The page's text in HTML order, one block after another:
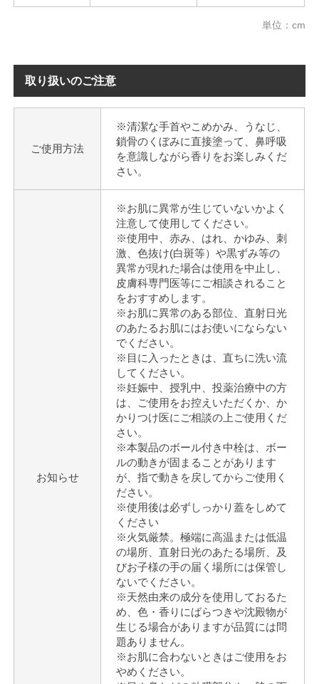
単位：cm
取り扱いのご注意
ご使用方法
※清潔な手首やこめかみ、うなじ、
鎖骨のくぼみに直接塗って、鼻呼吸
を意識しながら香りをお楽しみくだ
さい。
お知らせ
※お肌に異常が生じていないかよく
注意して使用してください。
※使用中、赤み、はれ、かゆみ、刺
激、色抜け(白斑等）や黒ずみ等の
異常が現れた場合は使用を中止し、
皮膚科専門医等にご相談されること
をおすすめします。
※お肌に異常のある部位、直射日光
のあたるお肌にはお使いにならない
でください。
※目に入ったときは、直ちに洗い流
してください。
※妊娠中、授乳中、投薬治療中の方
は、ご使用をお控えいただくか、か
かりつけ医にご相談の上ご使用くだ
さい。
※本製品のボール付き中栓は、ボー
ルの動きが固まることがあります
が、指で動きを戻してからご使用く
ださい。
※使用後は必ずしっかり蓋をしめて
ください
※火気厳禁。極端に高温または低温
の場所、直射日光のあたる場所、及
びお子様の手の届く場所には保管し
ないでください。
※天然由来の成分を使用しておるた
め、色・香りにばらつきや沈殿物が
生じる場合がありますが品質には問
題ありません。
※お肌に合わないときはご使用をお
やめください。